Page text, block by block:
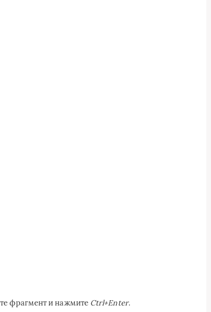
фрагмент и нажмите Ctrl+Enter.